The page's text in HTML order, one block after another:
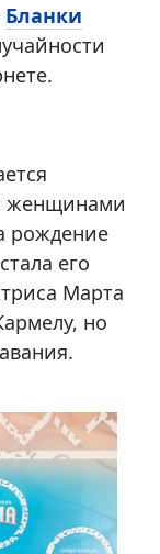
Бланки
женщинами
рождение
его
Марта
но